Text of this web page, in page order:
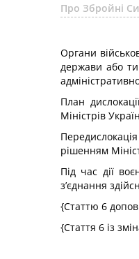
Про Збройні
Органи
держави або
План
Міністрів
рішенням
Під час дії
з’єднання
{Статтю 6
{Стаття 6 із